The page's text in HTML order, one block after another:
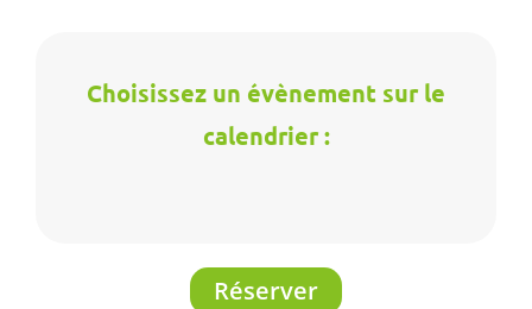
Choisissez un évènement sur le
calendrier :
Réserver